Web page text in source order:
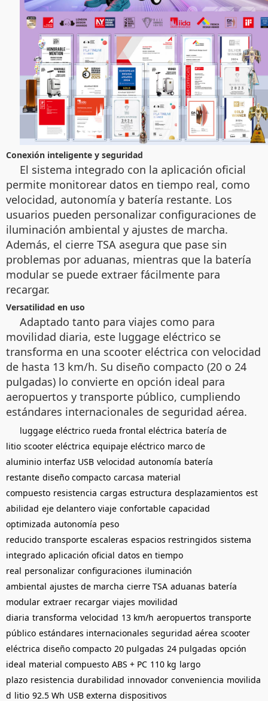
Conexión inteligente y seguridad
El sistema integrado con la aplicación oficial
permite monitorear datos en tiempo real, como
velocidad, autonomía y batería restante. Los
usuarios pueden personalizar configuraciones de
iluminación ambiental y ajustes de marcha.
Además, el cierre TSA asegura que pase sin
problemas por aduanas, mientras que la batería
modular se puede extraer fácilmente para
recargar.
Versatilidad en uso
Adaptado tanto para viajes como para
movilidad diaria, este luggage eléctrico se
transforma en una scooter eléctrica con velocidad
de hasta 13 km/h. Su diseño compacto (20 o 24
pulgadas) lo convierte en opción ideal para
aeropuertos y transporte público, cumpliendo
estándares internacionales de seguridad aérea.
luggage eléctrico rueda frontal eléctrica batería de
litio scooter eléctrica equipaje eléctrico marco de
aluminio interfaz USB velocidad autonomía batería
restante diseño compacto carcasa material
compuesto resistencia cargas estructura desplazamientos est
abilidad eje delantero viaje confortable capacidad
optimizada autonomía peso
reducido transporte escaleras espacios restringidos sistema
integrado aplicación oficial datos en tiempo
real personalizar configuraciones iluminación
ambiental ajustes de marcha cierre TSA aduanas batería
modular extraer recargar viajes movilidad
diaria transforma velocidad 13 km/h aeropuertos transporte
público estándares internacionales seguridad aérea scooter
eléctrica diseño compacto 20 pulgadas 24 pulgadas opción
ideal material compuesto ABS + PC 110 kg largo
plazo resistencia durabilidad innovador conveniencia movilida
d litio 92.5 Wh USB externa dispositivos